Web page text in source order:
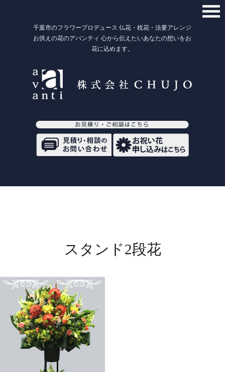
千葉市のフラワープロデュース 仏花・枕花・法要アレンジ
お供えの花のアバンティ 心から伝えたいあなたの想いをお
花に込めます。
スタンド2段花